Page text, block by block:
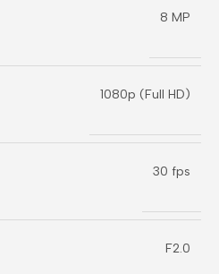
8 MP
1080p (Full HD)
30 fps
F2.0